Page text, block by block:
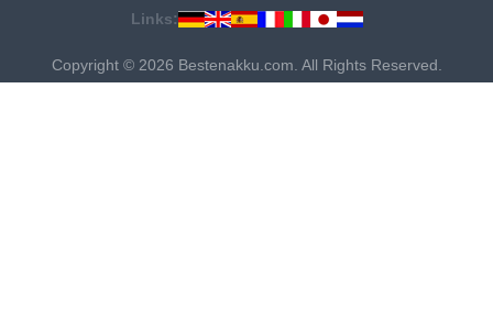
Links:
Copyright © 2026 Bestenakku.com. All Rights Reserved.